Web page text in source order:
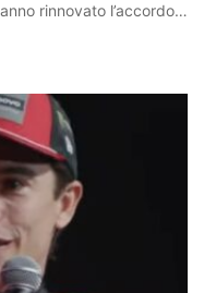
rinnovato l’accordo…